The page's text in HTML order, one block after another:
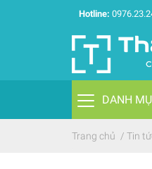
Hotline:
DANH
Trang chủ / Tin